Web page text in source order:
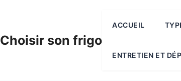
Choisir son frigo
ACCUEIL
ENTRETIEN ET